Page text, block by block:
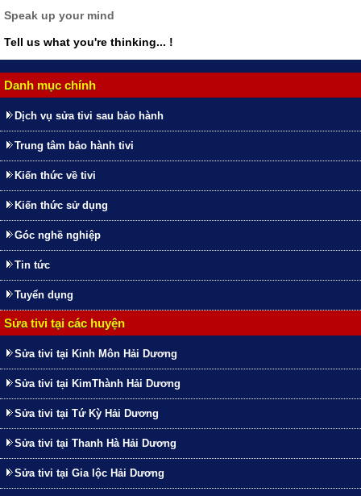
Danh mục chính
Dịch vụ sửa tivi sau bảo hành
Trung tâm bảo hành tivi
Kiến thức về tivi
Kiến thức sử dụng
Góc nghề nghiệp
Tin tức
Tuyển dụng
Sửa tivi tại các huyện
Sửa tivi tại Kinh Môn Hải Dương
Sửa tivi tại KimThành Hải Dương
Sửa tivi tại Tứ Kỳ Hải Dương
Sửa tivi tại Thanh Hà Hải Dương
Sửa tivi tại Gia lộc Hải Dương
Speak up your mind
Tell us what you're thinking... !